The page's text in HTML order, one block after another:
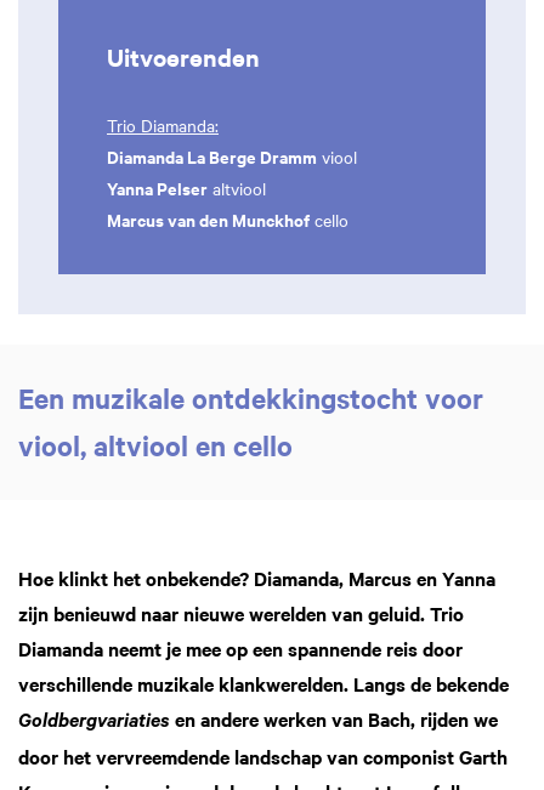
Uitvoerenden
Trio Diamanda:
Diamanda La Berge Dramm viool
Yanna Pelser altviool
Marcus van den Munckhof cello
Een muzikale ontdekkingstocht voor
viool, altviool en cello
Hoe klinkt het onbekende? Diamanda, Marcus en Yanna
zijn benieuwd naar nieuwe werelden van geluid. Trio
Diamanda neemt je mee op een spannende reis door
verschillende muzikale klankwerelden. Langs de bekende
Goldbergvariaties en andere werken van Bach, rijden we
door het vervreemdende landschap van componist Garth